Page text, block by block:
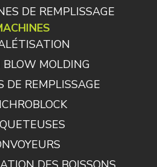
DE REMPLISSAGE
BLOW MOLDING
DE REMPLISSAGE